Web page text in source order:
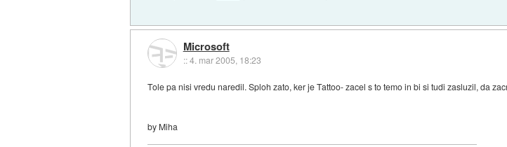
Microsoft
::4. mar 2005, 18:23
Tole pa nisi vredu naredil. Sploh zato, ker je Tattoo- zacel s to temo in bi si tudi zasluzil, da
by Miha